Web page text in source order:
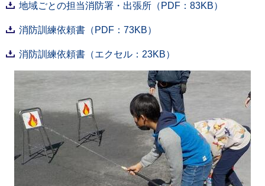
地域ごとの担当消防署・出張所（PDF：83KB）
消防訓練依頼書（PDF：73KB）
消防訓練依頼書（エクセル：23KB）